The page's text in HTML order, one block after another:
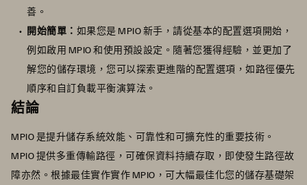
善。
開始簡單： 如果您是 MPIO 新手，請從基本的配置選項開始，
例如啟用 MPIO 和使用預設設定。隨著您獲得經驗，並更加了
解您的儲存環境，您可以探索更進階的配置選項，如路徑優先
順序和自訂負載平衡演算法。
結論
MPIO 是提升儲存系統效能、可靠性和可擴充性的重要技術。
MPIO 提供多重傳輸路徑，可確保資料持續存取，即使發生路徑故
障亦然。根據最佳實作實作 MPIO，可大幅最佳化您的儲存基礎架